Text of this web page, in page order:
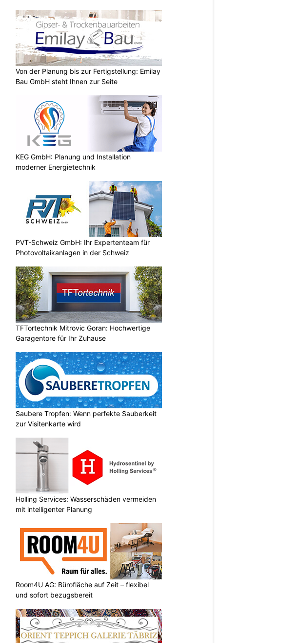
Von der Planung bis zur Fertigstellung: Emilay
Bau GmbH steht Ihnen zur Seite
KEG GmbH: Planung und Installation
moderner Energietechnik
PVT-Schweiz GmbH: Ihr Expertenteam für
Photovoltaikanlagen in der Schweiz
TFTortechnik Mitrovic Goran: Hochwertige
Garagentore für Ihr Zuhause
Saubere Tropfen: Wenn perfekte Sauberkeit
zur Visitenkarte wird
Holling Services: Wasserschäden vermeiden
mit intelligenter Planung
Room4U AG: Bürofläche auf Zeit – flexibel
und sofort bezugsbereit